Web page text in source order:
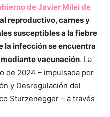
de Javier Milei de
reproductivo, carnes y
susceptibles a la fiebre
la infección se encuentra
vacunación. La
de 2024 – impulsada por
y Desregulación del
Sturzenegger – a través